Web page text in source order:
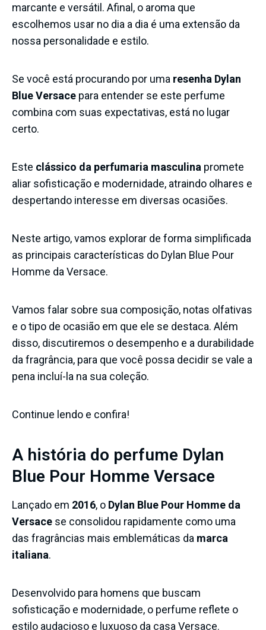
marcante e versátil. Afinal, o aroma que
escolhemos usar no dia a dia é uma extensão da
nossa personalidade e estilo.
Se você está procurando por uma resenha Dylan
Blue Versace para entender se este perfume
combina com suas expectativas, está no lugar
certo.
Este clássico da perfumaria masculina promete
aliar sofisticação e modernidade, atraindo olhares e
despertando interesse em diversas ocasiões.
Neste artigo, vamos explorar de forma simplificada
as principais características do Dylan Blue Pour
Homme da Versace.
Vamos falar sobre sua composição, notas olfativas
e o tipo de ocasião em que ele se destaca. Além
disso, discutiremos o desempenho e a durabilidade
da fragrância, para que você possa decidir se vale a
pena incluí-la na sua coleção.
Continue lendo e confira!
A história do perfume Dylan
Blue Pour Homme Versace
Lançado em 2016, o Dylan Blue Pour Homme da
Versace se consolidou rapidamente como uma
das fragrâncias mais emblemáticas da marca
italiana.
Desenvolvido para homens que buscam
sofisticação e modernidade, o perfume reflete o
estilo audacioso e luxuoso da casa Versace.